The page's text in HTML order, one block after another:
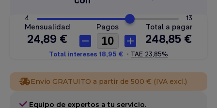
Envío GRATUITO a partir de 500 € (IVA excl.)
Equipo de expertos a tu servicio.